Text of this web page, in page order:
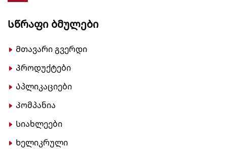
Სწრაფი Ბმულები
Მთავარი გვერდი
Პროდუქტები
Აპლიკაციები
Კომპანია
Სიახლეები
Ხელიკრული